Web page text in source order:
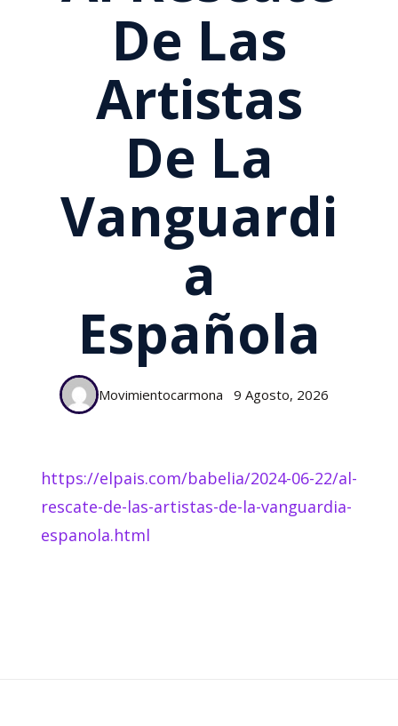
De Las
Artistas
De La
Vanguardi
A
Española
Movimientocarmona 9 Agosto, 2026
https://elpais.com/babelia/2024-06-22/al-
rescate-de-las-artistas-de-la-vanguardia-
espanola.html